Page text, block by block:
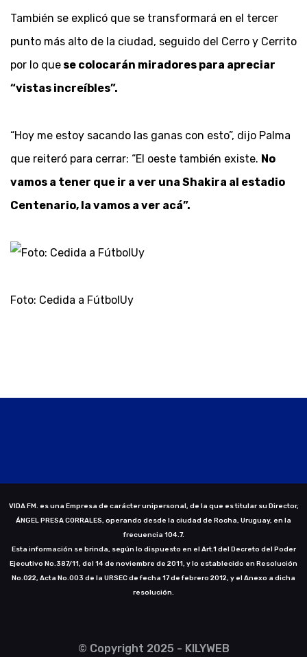
También se explicó que se transformará en el tercer
punto más alto de la ciudad, seguido del Cerro y Cerrito
por lo que se colocarán miradores para apreciar
“vistas increíbles”.
“Hoy me estoy sacando las ganas con esto”, dijo Palma
que reiteró para cerrar: “El oeste también existe. No
vamos a tener que ir a ver una Shakira al estadio
Centenario, la vamos a ver acá”.
Foto: Cedida a FútbolUy
VIDA FM. es una Empresa de carácter unipersonal, de la que es titular su Director,
ÁNGEL PRESA CORRALES, operando desde la ciudad de Rocha, Uruguay, en la
frecuencia 104.7.
Esta información se brinda, según lo dispuesto en el Art.1 del Decreto del Poder
Ejecutivo No.387/11, del 14 de noviembre de 2011, y lo establecido en Resolución
No.022, Acta No.003 de la URSEC de fecha 17 de febrero 2012, y el Anexo a dicha
resolución.
© Copyright 2025 - KILYWEB